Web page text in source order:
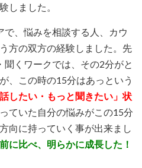
しました。
、悩みを相談する人、カウ
方の双方の経験しました。先
くワークでは、その2分がと
、この時の15分はあっという
話したい・もっと聞きたい」状
ていた自分の悩みがこの15分
向に持っていく事が出来まし
に比べ、明らかに成長した！